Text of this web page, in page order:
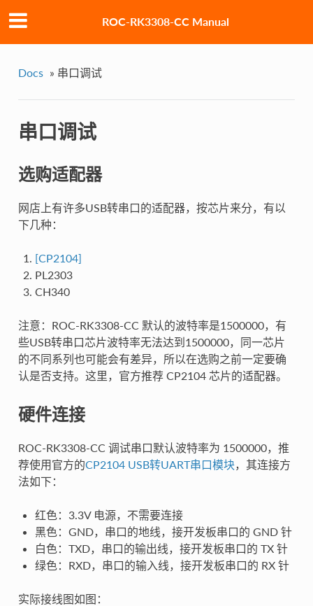
ROC-RK3308-CC Manual
Docs » 串口调试
串口调试
选购适配器
网店上有许多USB转串口的适配器，按芯片来分，有以
下几种：
[CP2104]
PL2303
CH340
注意：ROC-RK3308-CC 默认的波特率是1500000，有
些USB转串口芯片波特率无法达到1500000，同一芯片
的不同系列也可能会有差异，所以在选购之前一定要确
认是否支持。这里，官方推荐 CP2104 芯片的适配器。
硬件连接
ROC-RK3308-CC 调试串口默认波特率为 1500000，推
荐使用官方的CP2104 USB转UART串口模块，其连接方
法如下：
红色：3.3V 电源，不需要连接
黑色：GND，串口的地线，接开发板串口的 GND 针
白色：TXD，串口的输出线，接开发板串口的 TX 针
绿色：RXD，串口的输入线，接开发板串口的 RX 针
实际接线图如图：